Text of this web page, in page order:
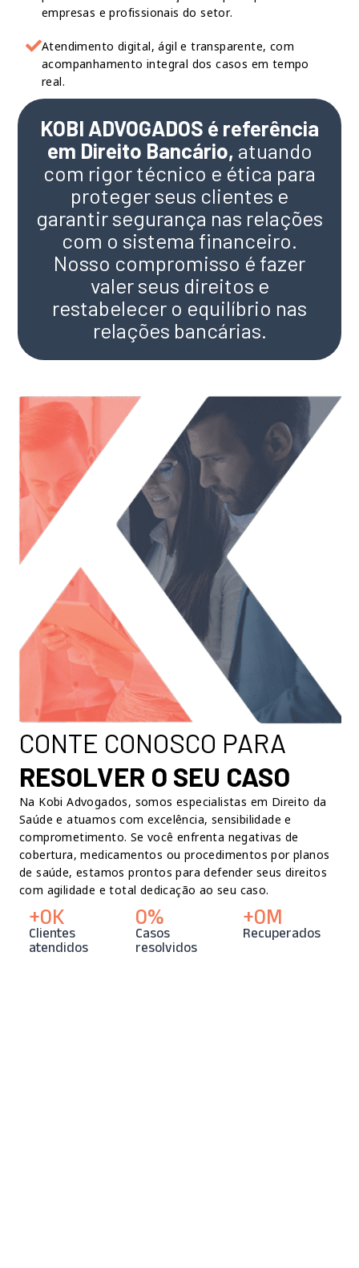
empresas e profissionais do setor.
Atendimento digital, ágil e transparente, com
acompanhamento integral dos casos em tempo
real.
KOBI ADVOGADOS é referência
em Direito Bancário, atuando
com rigor técnico e ética para
proteger seus clientes e
garantir segurança nas relações
com o sistema financeiro.
Nosso compromisso é fazer
valer seus direitos e
restabelecer o equilíbrio nas
relações bancárias.
CONTE CONOSCO PARA
RESOLVER O SEU CASO
Na Kobi Advogados, somos especialistas em Direito da
Saúde e atuamos com excelência, sensibilidade e
comprometimento. Se você enfrenta negativas de
cobertura, medicamentos ou procedimentos por planos
de saúde, estamos prontos para defender seus direitos
com agilidade e total dedicação ao seu caso.
Clientes
atendidos
+0K Casos
resolvidos
0% Recuperados
+0M